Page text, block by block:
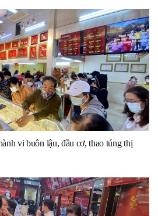
vi buôn lậu, đầu cơ, thao túng thị